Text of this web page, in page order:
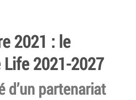
2021 : le
2021-2027
d’un partenariat